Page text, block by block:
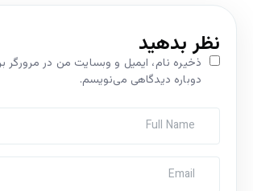
نظر بدهید
ذخیره نام، ایمیل و وبسایت من در مرورگر
دوباره دیدگاهی می‌نویسم.